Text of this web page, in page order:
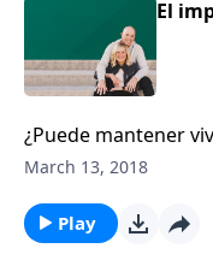
El
¿Puede mantener
saludable por su
conviertan en
March 13, 2018
Play